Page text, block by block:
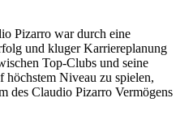
Pizarro war durch eine
und kluger Karriereplanung
Top-Clubs und seine
höchstem Niveau zu spielen,
des Claudio Pizarro Vermögens